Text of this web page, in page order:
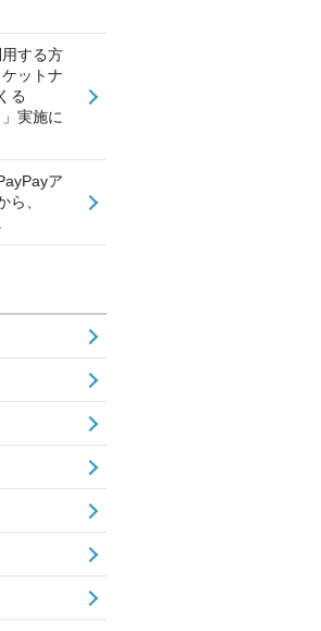
用する方
ットナ
る
実施に
ア
ら、